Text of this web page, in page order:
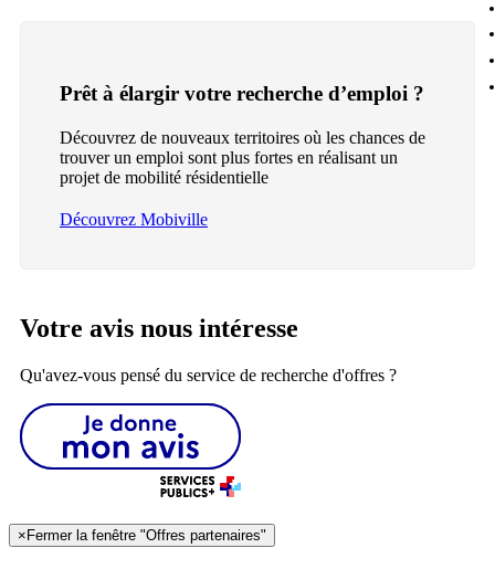
Prêt à élargir votre recherche d’emploi ?
Découvrez de nouveaux territoires où les chances de
trouver un emploi sont plus fortes en réalisant un
projet de mobilité résidentielle
Découvrez Mobiville
Votre avis nous intéresse
Qu'avez-vous pensé du service de recherche d'offres ?
× Fermer la fenêtre "Offres partenaires"